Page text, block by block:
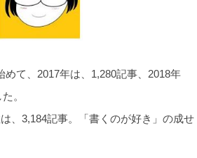
めて、2017年は、1,280記事、2018年
。
、3,184記事。「書くのが好き」の成せ